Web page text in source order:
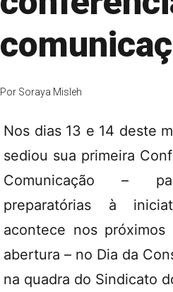
Por Soraya Misleh
Nos dias 13 e 14 deste
sediou sua primeira
Comunicação –
preparatórias à
acontece nos
abertura – no Dia da
na quadra do Sindicato